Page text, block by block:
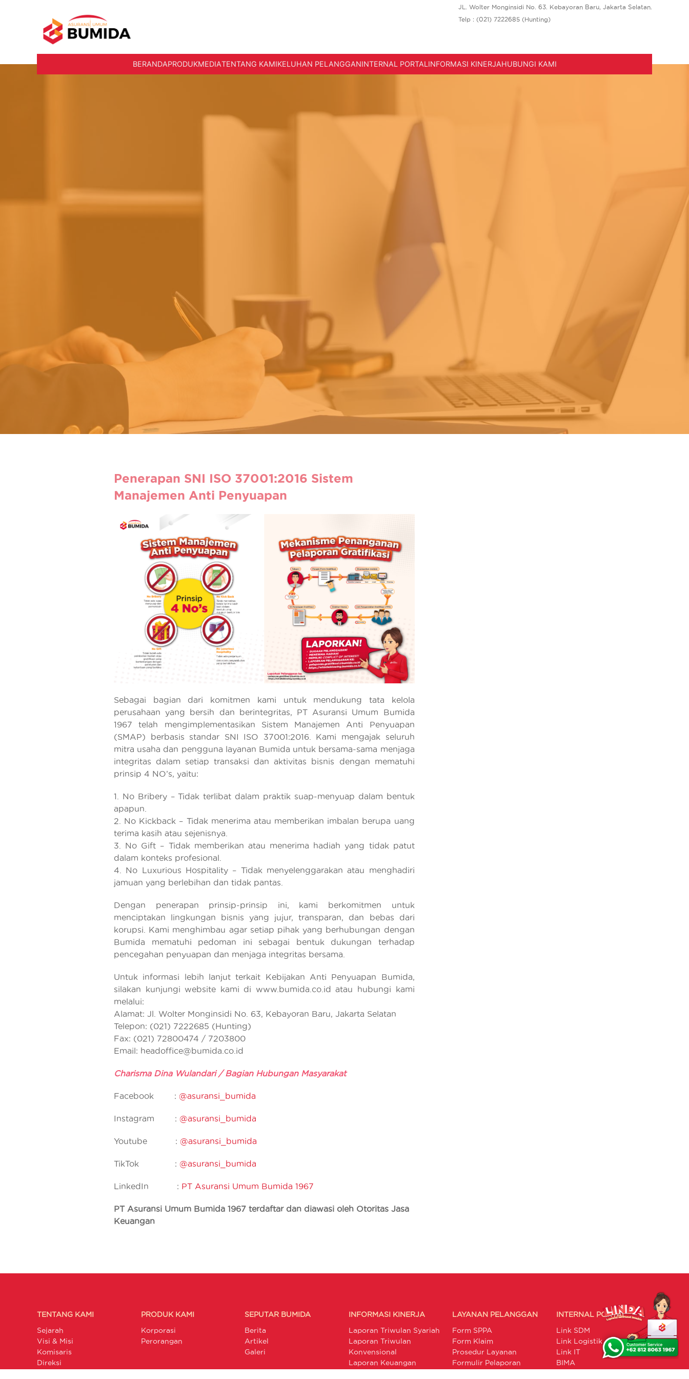
JL. Wolter Monginsidi No. 63. Kebayoran Baru, Jakarta Selatan.
Telp : (021) 7222685 (Hunting)
BERANDAPRODUKMEDIATENTANG KAMIKELUHAN PELANGGANINTERNAL PORTALINFORMASI KINERJAHUBUNGI KAMI
Penerapan SNI ISO 37001:2016 Sistem
Manajemen Anti Penyuapan
Sebagai bagian dari komitmen kami untuk mendukung tata kelola
perusahaan yang bersih dan berintegritas, PT Asuransi Umum Bumida
1967 telah mengimplementasikan Sistem Manajemen Anti Penyuapan
(SMAP) berbasis standar SNI ISO 37001:2016. Kami mengajak seluruh
mitra usaha dan pengguna layanan Bumida untuk bersama-sama menjaga
integritas dalam setiap transaksi dan aktivitas bisnis dengan mematuhi
prinsip 4 NO’s, yaitu:
1. No Bribery – Tidak terlibat dalam praktik suap-menyuap dalam bentuk
apapun.
2. No Kickback – Tidak menerima atau memberikan imbalan berupa uang
terima kasih atau sejenisnya.
3. No Gift – Tidak memberikan atau menerima hadiah yang tidak patut
dalam konteks profesional.
4. No Luxurious Hospitality – Tidak menyelenggarakan atau menghadiri
jamuan yang berlebihan dan tidak pantas.
Dengan penerapan prinsip-prinsip ini, kami berkomitmen untuk
menciptakan lingkungan bisnis yang jujur, transparan, dan bebas dari
korupsi. Kami menghimbau agar setiap pihak yang berhubungan dengan
Bumida mematuhi pedoman ini sebagai bentuk dukungan terhadap
pencegahan penyuapan dan menjaga integritas bersama.
Untuk informasi lebih lanjut terkait Kebijakan Anti Penyuapan Bumida,
silakan kunjungi website kami di www.bumida.co.id atau hubungi kami
melalui:
Alamat: Jl. Wolter Monginsidi No. 63, Kebayoran Baru, Jakarta Selatan
Telepon: (021) 7222685 (Hunting)
Fax: (021) 72800474 / 7203800
Email: headoffice@bumida.co.id
Charisma Dina Wulandari / Bagian Hubungan Masyarakat
Facebook : @asuransi_bumida
Instagram : @asuransi_bumida
Youtube : @asuransi_bumida
TikTok : @asuransi_bumida
LinkedIn : PT Asuransi Umum Bumida 1967
PT Asuransi Umum Bumida 1967 terdaftar dan diawasi oleh Otoritas Jasa
Keuangan
TENTANG KAMI
Sejarah
Visi & Misi
Komisaris
Direksi
PRODUK KAMI
Korporasi
Perorangan
SEPUTAR BUMIDA
Berita
Artikel
Galeri
INFORMASI KINERJA
Laporan Triwulan Syariah
Laporan Triwulan
Konvensional
Laporan Keuangan
LAYANAN PELANGGAN
Form SPPA
Form Klaim
Prosedur Layanan
Formulir Pelaporan
INTERNAL PORTAL
Link SDM
Link Logistik
Link IT
BIMA